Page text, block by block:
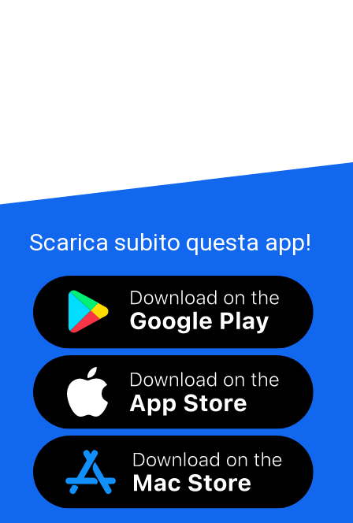
Scarica subito questa app!